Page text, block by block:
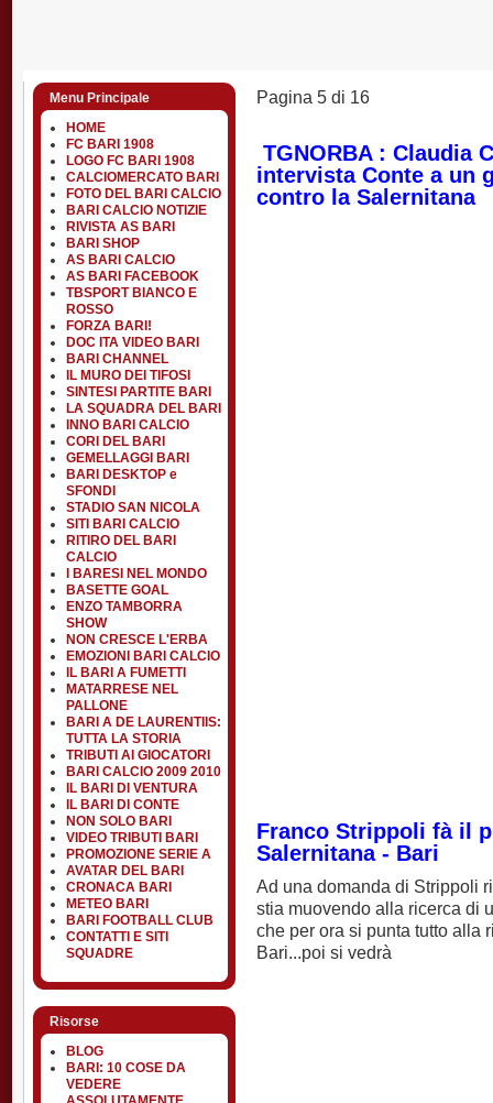
Menu Principale
HOME
FC BARI 1908
LOGO FC BARI 1908
CALCIOMERCATO BARI
FOTO DEL BARI CALCIO
BARI CALCIO NOTIZIE
RIVISTA AS BARI
BARI SHOP
AS BARI CALCIO
AS BARI FACEBOOK
TBSPORT BIANCO E
ROSSO
FORZA BARI!
DOC ITA VIDEO BARI
BARI CHANNEL
IL MURO DEI TIFOSI
SINTESI PARTITE BARI
LA SQUADRA DEL BARI
INNO BARI CALCIO
CORI DEL BARI
GEMELLAGGI BARI
BARI DESKTOP e
SFONDI
STADIO SAN NICOLA
SITI BARI CALCIO
RITIRO DEL BARI
CALCIO
I BARESI NEL MONDO
BASETTE GOAL
ENZO TAMBORRA
SHOW
NON CRESCE L'ERBA
EMOZIONI BARI CALCIO
IL BARI A FUMETTI
MATARRESE NEL
PALLONE
BARI A DE LAURENTIIS:
TUTTA LA STORIA
TRIBUTI AI GIOCATORI
BARI CALCIO 2009 2010
IL BARI DI VENTURA
IL BARI DI CONTE
NON SOLO BARI
VIDEO TRIBUTI BARI
PROMOZIONE SERIE A
AVATAR DEL BARI
CRONACA BARI
METEO BARI
BARI FOOTBALL CLUB
CONTATTI E SITI
SQUADRE
Risorse
BLOG
BARI: 10 COSE DA
VEDERE
Pagina 5 di 16
TGNORBA : Claudia
intervista Conte a un
contro la Salernitana
Franco Strippoli fà il
Salernitana - Bari
Ad una domanda di Strippoli
stia muovendo alla ricerca di
che per ora si punta tutto alla
Bari...poi si vedrà